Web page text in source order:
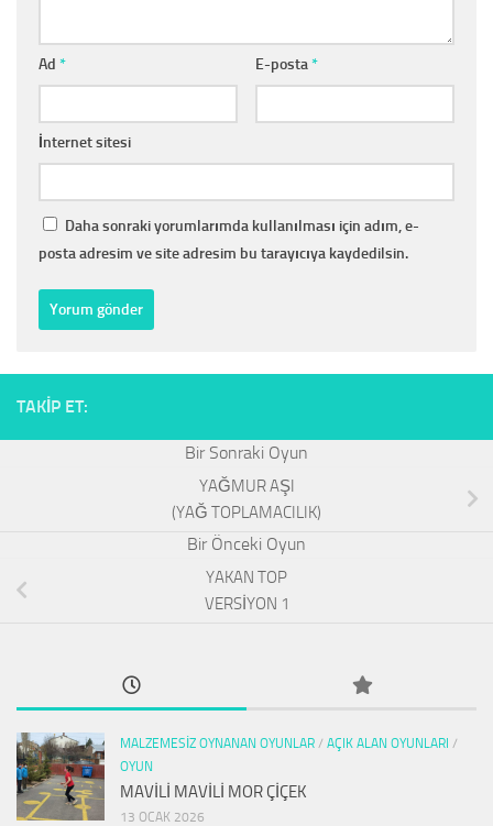
Ad * E-posta*
İnternet sitesi
Daha sonraki yorumlarımda kullanılması için adım, e-
posta adresim ve site adresim bu tarayıcıya kaydedilsin.
TAKIP ET:
YAĞMUR AŞI
(YAĞ TOPLAMACILIK)
YAKAN TOP
VERSİYON 1
MALZEMESIZ OYNANAN OYUNLAR / AÇIK ALAN OYUNLARI /
OYUN
MAVİLİ MAVİLİ MOR ÇİÇEK
13 OCAK 2026